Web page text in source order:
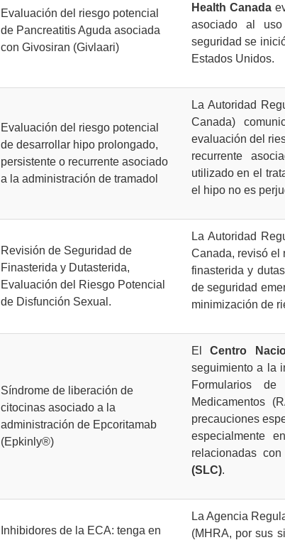
Evaluación del riesgo potencial
de Pancreatitis Aguda asociada
con Givosiran (Givlaari)
Health Canada
asociado al
seguridad se
Estados Unidos.
Evaluación del riesgo potencial
de desarrollar hipo prolongado,
persistente o recurrente asociado
a la administración de tramadol
La Autoridad
Canada)
evaluación del
recurrente
utilizado en el
el hipo no es
Revisión de Seguridad de
Finasterida y Dutasterida,
Evaluación del Riesgo Potencial
de Disfunción Sexual.
La Autoridad
Canada, revisó el
finasterida y
de seguridad
minimización de
Síndrome de liberación de
citocinas asociado a la
administración de Epcoritamab
(Epkinly®)
ElCentro
seguimiento a la
Formularios
Medicamentos
precauciones
especialmente
relacionadas
(SLC).
Inhibidores de la ECA: tenga en
La Agencia
(MHRA, por sus